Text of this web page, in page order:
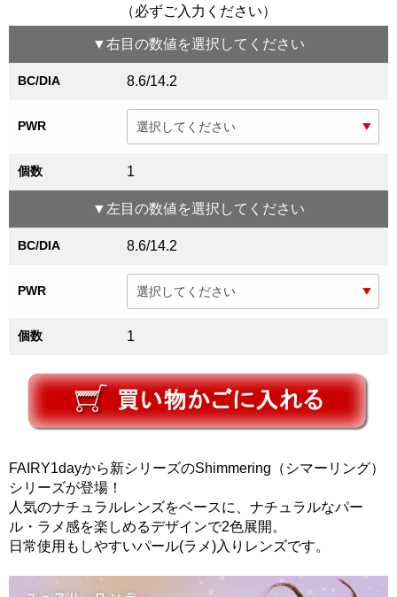
（必ずご入力ください）
▼右目 の数値を選択してください
BC/DIA 8.6/14.2
PWR
個数 1
▼ 左目 の数値を選択してください
BC/DIA 8.6/14.2
PWR
個数 1
FAIRY1dayから新シリーズのShimmering（シマーリング）
シリーズが登場！
人気のナチュラルレンズをベースに、ナチュラルなパー
ル・ラメ感を楽しめるデザインで2色展開。
日常使用もしやすいパール(ラメ)入りレンズです。